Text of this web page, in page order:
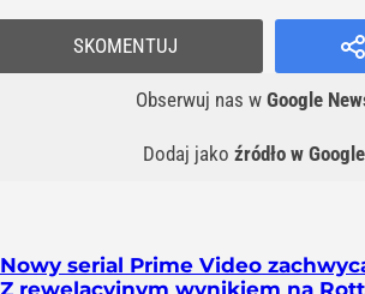
Obserwuj nas w Google
Dodaj jako źródło w Google
SKOMENTUJ
Nowy serial Prime Video